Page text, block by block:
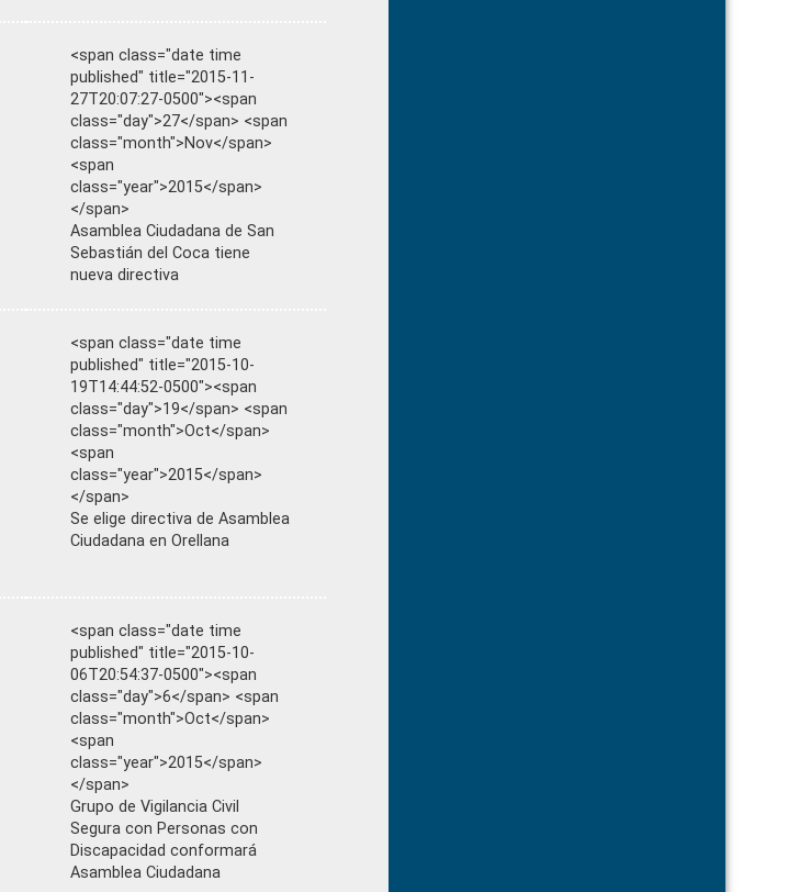
<span class="date time
published" title="2015-11-
27T20:07:27-0500"><span
class="day">27</span> <span
class="month">Nov</span>
<span
class="year">2015</span>
</span>
Asamblea Ciudadana de San
Sebastián del Coca tiene
nueva directiva
<span class="date time
published" title="2015-10-
19T14:44:52-0500"><span
class="day">19</span> <span
class="month">Oct</span>
<span
class="year">2015</span>
</span>
Se elige directiva de Asamblea
Ciudadana en Orellana
<span class="date time
published" title="2015-10-
06T20:54:37-0500"><span
class="day">6</span> <span
class="month">Oct</span>
<span
class="year">2015</span>
</span>
Grupo de Vigilancia Civil
Segura con Personas con
Discapacidad conformará
Asamblea Ciudadana